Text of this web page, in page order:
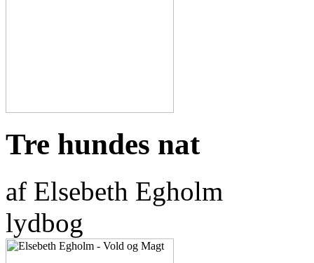
Tre hundes nat
af Elsebeth Egholm
lydbog